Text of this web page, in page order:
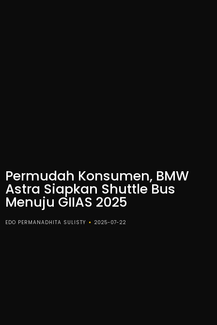
Permudah Konsumen, BMW
Astra Siapkan Shuttle Bus
Menuju GIIAS 2025
EDO PERMANADHITA SULISTY 2025-07-22